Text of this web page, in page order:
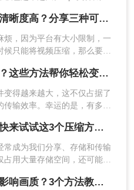
单、无需下载安装的特
mp4文件太大怎么变小且清晰度高？分享三种可以变小的方法！
烦，因为平台有大小限制，一
只能将视频压缩，那么要怎
想的，所以找到一款好用的
带来一款很棒的视频压缩软
视频文件太大了怎么变小？这些方法帮你轻松变小！
变得越来越大，这不仅占据了
输效率。幸运的是，有多种
呢？本文将详细介绍几种常
大的视频文件变小，同时保持
视频文件太大怎么变小？快来试试这3个压缩方法！
成为我们分享、存储和传输
用大量存储空间，还可能影
件变小的实用方法。
mp4视频太大怎么压缩不影响画质？3个方法教会你！